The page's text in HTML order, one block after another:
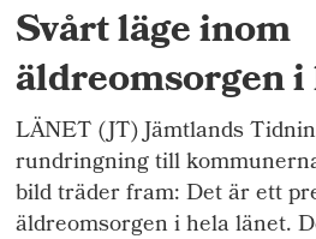
Svårt läge inom
äldreomsorgen
LÄNET (JT) Jämtlands
rundringning till
bild träder fram: Det är ett
äldreomsorgen i hela länet.